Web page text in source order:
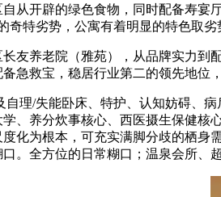
从开辟的绿色食物，同时配备寿
奇特劣势，公寓有着明显的特色取
养老院（雅苑），从品牌实力到
急救宝，稳居行业第二的领先地位
/失能卧床、特护、认知妨碍、病
、养分炊事核心、西医摄生保健
化为根本，可充实满脚分歧的栖
。全方位的日常糊口；温泉会所、